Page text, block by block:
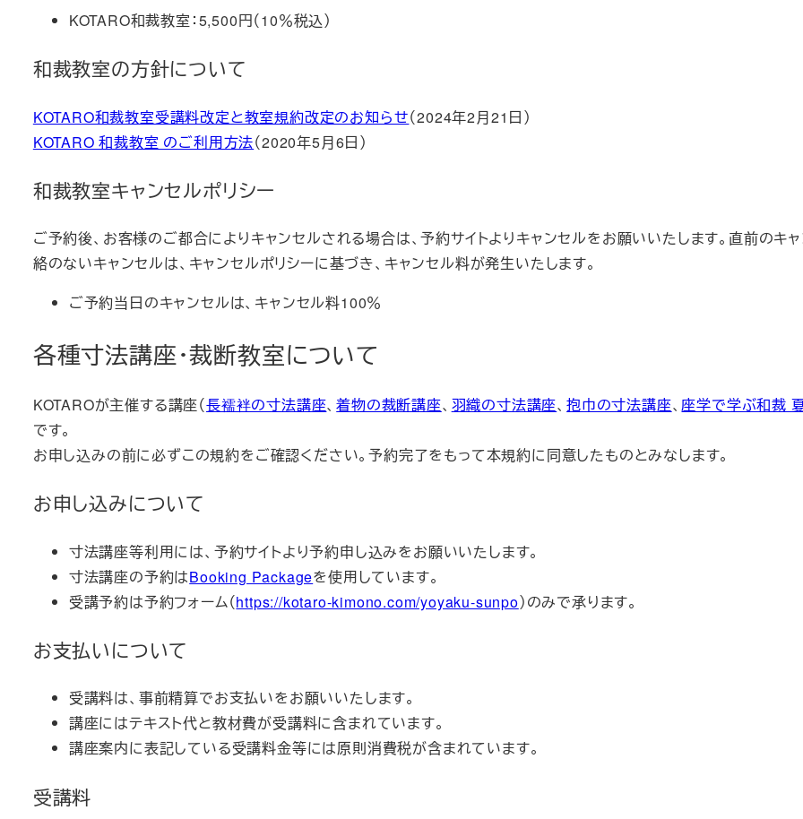
KOTARO和裁教室：5,500円（10％税込）
和裁教室の方針について
KOTARO和裁教室受講料改定と教室規約改定のお知らせ（2024年2月21日）
KOTARO 和裁教室 のご利用方法（2020年5月6日）
和裁教室キャンセルポリシー
ご予約後、お客様のご都合によりキャンセルされる場合は、予約サイトよりキャンセルをお願いいたします。直前のキ
絡のないキャンセルは、キャンセルポリシーに基づき、キャンセル料が発生いたします。
ご予約当日のキャンセルは、キャンセル料100％
各種寸法講座・裁断教室について
KOTAROが主催する講座（長襦袢の寸法講座、着物の裁断講座、 羽織の寸法講座、抱巾の寸法講座、座学で学ぶ和裁
です。
お申し込みの前に必ずこの規約をご確認ください。予約完了をもって本規約に同意したものとみなします。
お申し込みについて
寸法講座等利用には、予約サイトより予約申し込みをお願いいたします。
寸法講座の予約はBooking Packageを使用しています。
受講予約は予約フォーム（https://kotaro-kimono.com/yoyaku-sunpo）のみで承ります。
お支払いについて
受講料は、事前精算でお支払いをお願いいたします。
講座にはテキスト代と教材費が受講料に含まれています。
講座案内に表記している受講料金等には原則消費税が含まれています。
受講料